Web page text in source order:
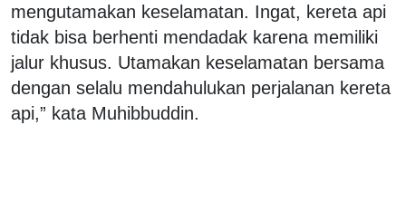
mengutamakan keselamatan. Ingat, kereta api
tidak bisa berhenti mendadak karena memiliki
jalur khusus. Utamakan keselamatan bersama
dengan selalu mendahulukan perjalanan kereta
api,” kata Muhibbuddin.